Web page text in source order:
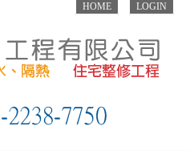
HOME LOGIN